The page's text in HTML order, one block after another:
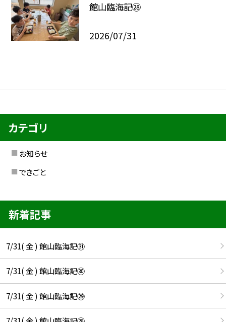
館山臨海記㉘
2026/07/31
カテゴリ
お知らせ
できごと
新着記事
7/31( 金 ) 館山臨海記㉛
7/31( 金 ) 館山臨海記㉚
7/31( 金 ) 館山臨海記㉙